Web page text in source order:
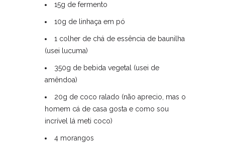
15g de fermento
10g de linhaça em pó
1 colher de chá de essência de baunilha
(usei lucuma)
350g de bebida vegetal (usei de
amêndoa)
20g de coco ralado (não aprecio, mas o
homem cá de casa gosta e como sou
incrível lá meti coco)
4 morangos